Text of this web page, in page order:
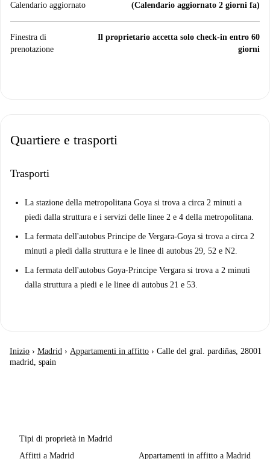
Calendario aggiornato (Calendario aggiornato 2 giorni fa)
Finestra di
prenotazione
Il proprietario accetta solo check-in entro 60
giorni
Quartiere e trasporti
Trasporti
La stazione della metropolitana Goya si trova a circa 2 minuti a
piedi dalla struttura e i servizi delle linee 2 e 4 della metropolitana.
La fermata dell'autobus Principe de Vergara-Goya si trova a circa 2
minuti a piedi dalla struttura e le linee di autobus 29, 52 e N2.
La fermata dell'autobus Goya-Principe Vergara si trova a 2 minuti
dalla struttura a piedi e le linee di autobus 21 e 53.
Inizio › Madrid › Appartamenti in affitto › Calle del gral. pardiñas, 28001
madrid, spain
Tipi di proprietà in Madrid
Affitti a Madrid
Appartamenti in affitto a Madrid